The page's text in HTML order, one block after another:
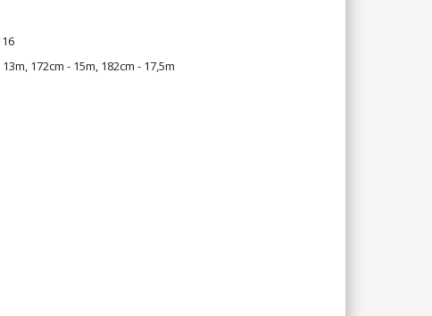
172cm - 15m, 182cm - 17,5m